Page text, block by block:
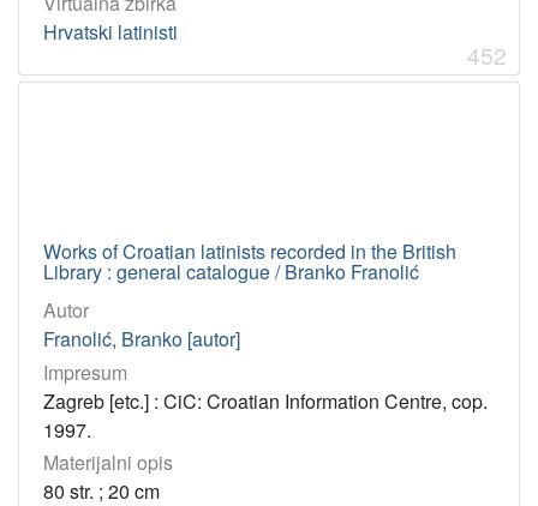
Hrvatski latinisti
452
Works of Croatian latinists recorded in the British
Library : general catalogue / Branko Franolić
Autor
Franolić, Branko [autor]
Impresum
Zagreb [etc.] : CiC: Croatian Information Centre, cop.
1997.
Materijalni opis
80 str. ; 20 cm